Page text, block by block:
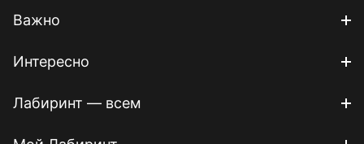
Важно
Интересно
Лабиринт — всем